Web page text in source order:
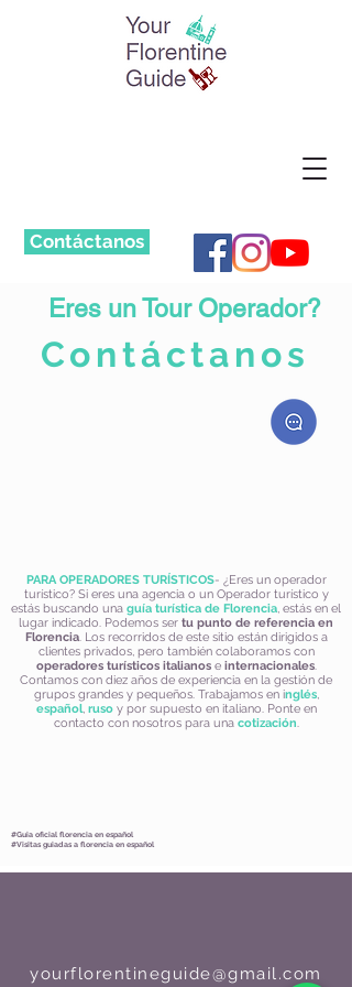
Contáctanos
Eres un Tour Operador?
Contáctanos
PARA OPERADORES TURÍSTICOS- ¿Eres un operador
turístico? Si eres una agencia o un Operador turístico y
estás buscando una guía turística de Florencia, estás en el
lugar indicado. Podemos ser tu punto de referencia en
Florencia. Los recorridos de este sitio están dirigidos a
clientes privados, pero también colaboramos con
operadores turísticos italianoseinternacionales.
Contamos con diez años de experiencia en la gestión de
grupos grandes y pequeños. Trabajamos en inglés,
español, ruso y por supuesto en italiano. Ponte en
contacto con nosotros para una cotización.
#Guia oficial florencia en español
#Visitas guiadas a florencia en español
yourflorentineguide@gmail.com